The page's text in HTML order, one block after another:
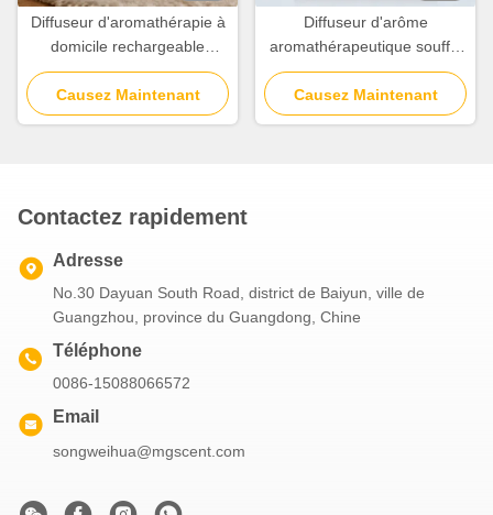
Diffuseur d'aromathérapie à
domicile rechargeable
100cbm Couverture avec
contrôle d'éclairage
indépendant
Causez Maintenant
Diffuseur d'arôme
aromathérapeutique soufflé
à la main avec conservation
naturelle du grain de bois
Causez Maintenant
Contactez rapidement
Adresse
No.30 Dayuan South Road, district de Baiyun, ville de
Guangzhou, province du Guangdong, Chine
Téléphone
0086-15088066572
Email
songweihua@mgscent.com